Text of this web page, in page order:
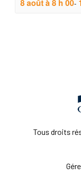
8 août à 8 h 00-
Tous droits